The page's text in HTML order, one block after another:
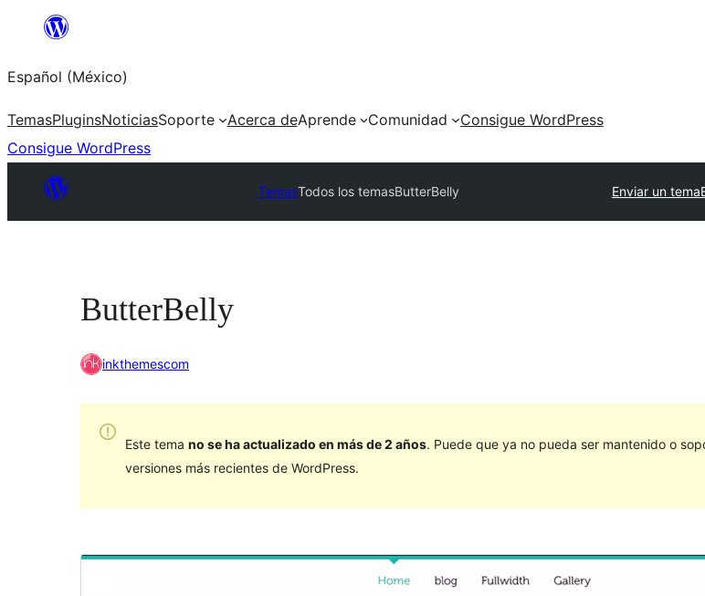
Saltar
contenido
Español (México)
TemasPluginsNoticiasSoporte Acerca deAprende Comunidad
Consigue WordPress
Consigue WordPress
TemasTodos los temasButterBelly Enviar un tema
ButterBelly
inkthemescom
Este tema no se ha actualizado en más de 2 años. Puede que ya no pueda ser mantenido o
versiones más recientes de WordPress.